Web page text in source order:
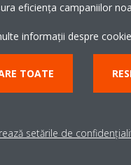
eficiența campaniilor
informații despre
TOATE
setările de